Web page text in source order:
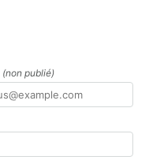
(non publié)